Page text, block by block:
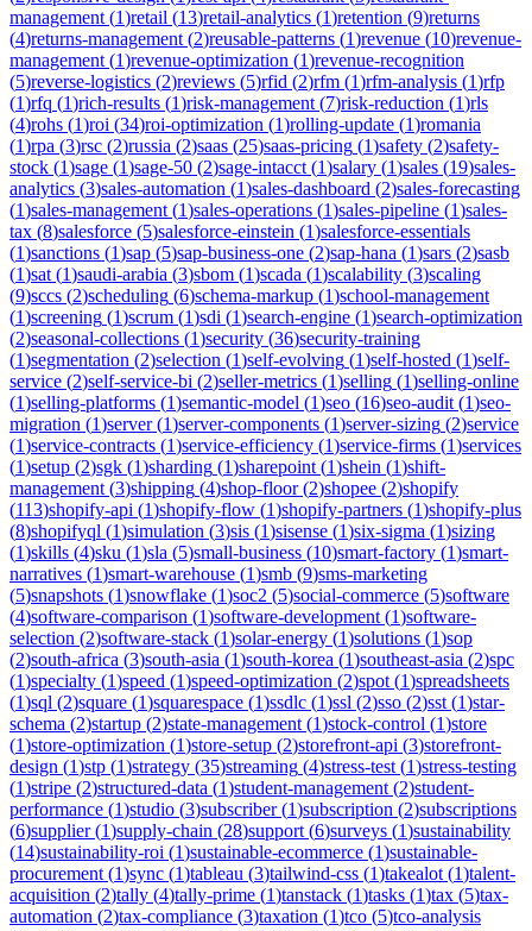
management (1)retail (13)retail-analytics (1)retention (9)returns
(4)returns-management (2)reusable-patterns (1)revenue (10)revenue-
management (1)revenue-optimization (1)revenue-recognition
(5)reverse-logistics (2)reviews (5)rfid (2)rfm (1)rfm-analysis (1)rfp
(1)rfq (1)rich-results (1)risk-management (7)risk-reduction (1)rls
(4)rohs (1)roi (34)roi-optimization (1)rolling-update (1)romania
(1)rpa (3)rsc (2)russia (2)saas (25)saas-pricing (1)safety (2)safety-
stock (1)sage (1)sage-50 (2)sage-intacct (1)salary (1)sales (19)sales-
analytics (3)sales-automation (1)sales-dashboard (2)sales-forecasting
(1)sales-management (1)sales-operations (1)sales-pipeline (1)sales-
tax (8)salesforce (5)salesforce-einstein (1)salesforce-essentials
(1)sanctions (1)sap (5)sap-business-one (2)sap-hana (1)sars (2)sasb
(1)sat (1)saudi-arabia (3)sbom (1)scada (1)scalability (3)scaling
(9)sccs (2)scheduling (6)schema-markup (1)school-management
(1)screening (1)scrum (1)sdi (1)search-engine (1)search-optimization
(2)seasonal-collections (1)security (36)security-training
(1)segmentation (2)selection (1)self-evolving (1)self-hosted (1)self-
service (2)self-service-bi (2)seller-metrics (1)selling (1)selling-online
(1)selling-platforms (1)semantic-model (1)seo (16)seo-audit (1)seo-
migration (1)server(1)server-components (1)server-sizing (2)service
(1)service-contracts (1)service-efficiency (1)service-firms (1)services
(1)setup (2)sgk (1)sharding (1)sharepoint (1)shein (1)shift-
management (3)shipping (4)shop-floor(2)shopee (2)shopify
(113)shopify-api (1)shopify-flow (1)shopify-partners (1)shopify-plus
(8)shopifyql (1)simulation (3)sis (1)sisense (1)six-sigma (1)sizing
(1)skills (4)sku (1)sla (5)small-business (10)smart-factory (1)smart-
narratives (1)smart-warehouse (1)smb (9)sms-marketing
(5)snapshots (1)snowflake (1)soc2 (5)social-commerce (5)software
(4)software-comparison (1)software-development (1)software-
selection (2)software-stack (1)solar-energy (1)solutions (1)sop
(2)south-africa (3)south-asia (1)south-korea (1)southeast-asia (2)spc
(1)specialty (1)speed (1)speed-optimization (2)spot (1)spreadsheets
(1)sql (2)square (1)squarespace (1)ssdlc (1)ssl (2)sso (2)sst (1)star-
schema (2)startup (2)state-management (1)stock-control (1)store
(1)store-optimization (1)store-setup (2)storefront-api (3)storefront-
design (1)stp (1)strategy (35)streaming (4)stress-test (1)stress-testing
(1)stripe (2)structured-data (1)student-management (2)student-
performance (1)studio (3)subscriber(1)subscription (2)subscriptions
(6)supplier(1)supply-chain (28)support (6)surveys (1)sustainability
(14)sustainability-roi (1)sustainable-ecommerce (1)sustainable-
procurement (1)sync (1)tableau (3)tailwind-css (1)takealot (1)talent-
acquisition (2)tally (4)tally-prime (1)tanstack (1)tasks (1)tax (5)tax-
automation (2)tax-compliance (3)taxation (1)tco (5)tco-analysis